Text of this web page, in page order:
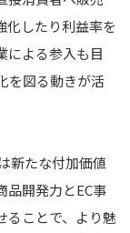
化したり利益率を
による参入も目
を図る動きが活
新たな付加価値
品開発力とEC事
ることで、より魅